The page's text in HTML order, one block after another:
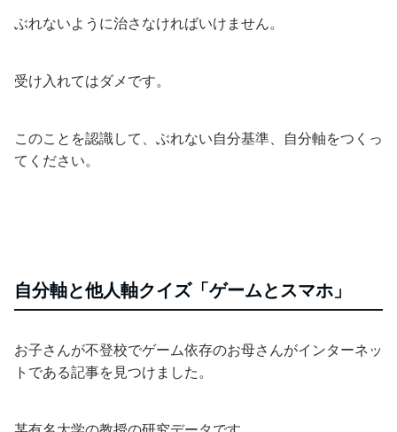
ぶれないように治さなければいけません。
受け入れてはダメです。
このことを認識して、ぶれない自分基準、自分軸をつくっ
てください。
自分軸と他人軸クイズ「ゲームとスマホ」
お子さんが不登校でゲーム依存のお母さんがインターネッ
トである記事を見つけました。